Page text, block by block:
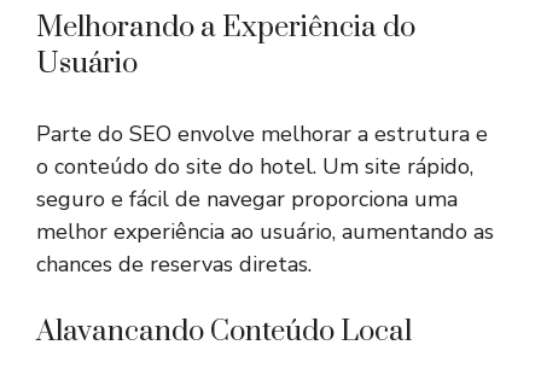
Melhorando a Experiência do
Usuário
Parte do SEO envolve melhorar a estrutura e
o conteúdo do site do hotel. Um site rápido,
seguro e fácil de navegar proporciona uma
melhor experiência ao usuário, aumentando as
chances de reservas diretas.
Alavancando Conteúdo Local